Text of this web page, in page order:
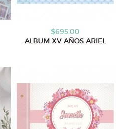
$695.00
ALBUM XV AÑOS ARIEL